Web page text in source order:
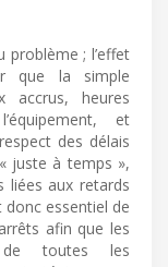
problème ; l’effet
que la simple
accrus, heures
et
des délais
juste à temps »,
liées aux retards
donc essentiel de
afin que les
de toutes les